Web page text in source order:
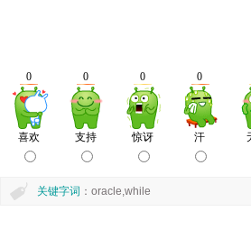
关键字词 ：oracle,while